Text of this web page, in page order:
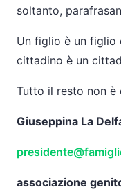
soltanto,
Un figlio è un figlio
cittadino è un
Tutto il resto non è
Giuseppina La
associazione